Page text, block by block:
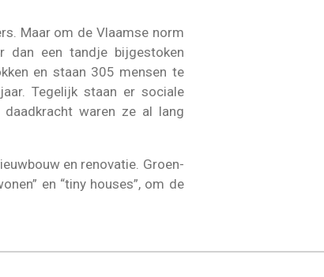
Maar om de Vlaamse norm
dan een tandje bijgestoken
en staan 305 mensen te
Tegelijk staan er sociale
waren ze al lang
en renovatie. Groen-
en “tiny houses”, om de